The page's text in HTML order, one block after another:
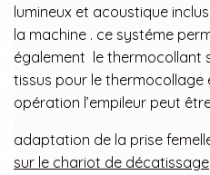
lumineux et acoustique
la machine . ce systéme
également le thermocollant
tissus pour le thermocollage
opération l’empileur peut
adaptation de la prise
sur le chariot de décatissage